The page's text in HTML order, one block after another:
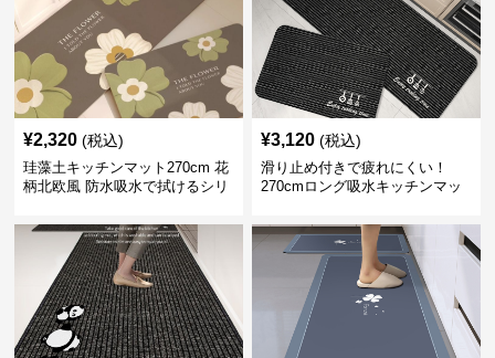
¥2,320 (税込)
珪藻土キッチンマット270cm 花
柄北欧風 防水吸水で拭けるシリ
¥3,120 (税込)
滑り止め付きで疲れにくい！
270cmロング吸水キッチンマッ